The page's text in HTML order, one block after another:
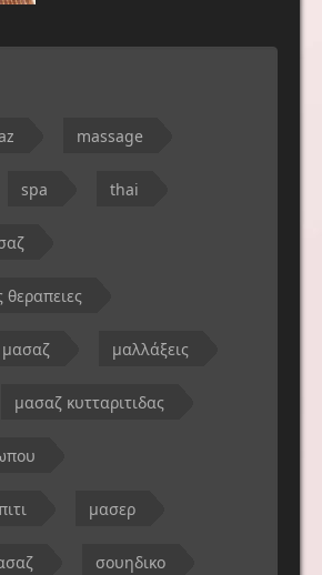
massage
spa thai
θεραπειες
μασαζ μαλλάξεις
μασαζ κυτταριτιδας
μασερ
σουηδικο